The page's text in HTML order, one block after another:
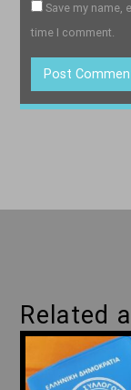
Save my name,
time I comment.
Related